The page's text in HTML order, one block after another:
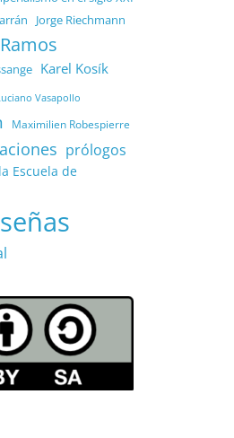
Jorge Riechmann
Karel Kosík
Vasapollo
Maximilien Robespierre
prólogos
Escuela de